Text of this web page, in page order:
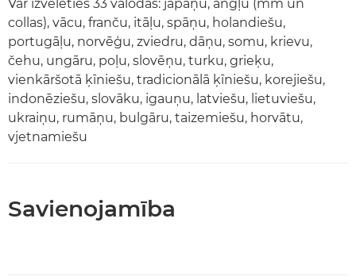
Var izvēlēties 33 valodas: japāņu, angļu (mm un
collas), vācu, franču, itāļu, spāņu, holandiešu,
portugāļu, norvēģu, zviedru, dāņu, somu, krievu,
čehu, ungāru, poļu, slovēņu, turku, grieķu,
vienkāršotā ķīniešu, tradicionālā ķīniešu, korejiešu,
indonēziešu, slovāku, igauņu, latviešu, lietuviešu,
ukraiņu, rumāņu, bulgāru, taizemiešu, horvātu,
vjetnamiešu
Savienojamība